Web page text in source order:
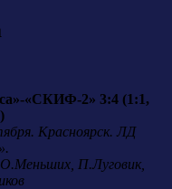
«СКИФ-2» 3:4 (1:1,
Красноярск. ЛД
П.Луговик,